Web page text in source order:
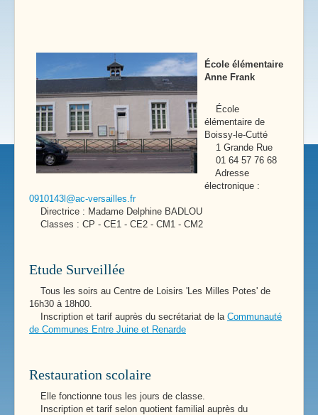
École élémentaire
Anne Frank
École
élémentaire de
Boissy-le-Cutté
1 Grande Rue
01 64 57 76 68
Adresse
électronique :
0910143l@ac-versailles.fr
Directrice : Madame Delphine BADLOU
Classes : CP - CE1 - CE2 - CM1 - CM2
Etude Surveillée
Tous les soirs au Centre de Loisirs 'Les Milles Potes' de
16h30 à 18h00.
Inscription et tarif auprès du secrétariat de la Communauté
de Communes Entre Juine et Renarde
Restauration scolaire
Elle fonctionne tous les jours de classe.
Inscription et tarif selon quotient familial auprès du